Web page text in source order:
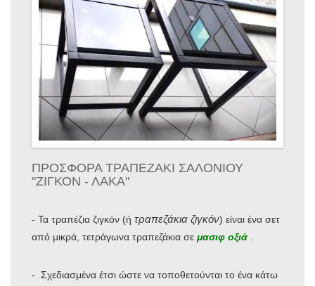
ΠΡΟΣΦΟΡΑ ΤΡΑΠΕΖΑΚΙ ΣΑΛΟΝΙΟΥ
"ΖΙΓΚΟΝ - ΛΑΚΑ"
- Τα τραπέζια ζιγκόν (ή τραπεζάκια ζιγκόν) είναι ένα σετ
από μικρά, τετράγωνα τραπεζάκια σε μασιφ οξιά .
- Σχεδιασμένα έτσι ώστε να τοποθετούνται το ένα κάτω